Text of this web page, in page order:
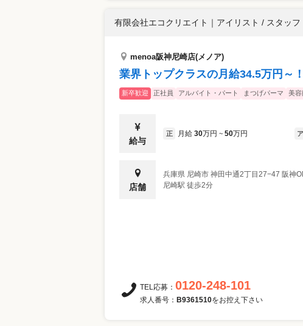
有限会社エコクリエイト ｜ アイリスト / スタッフ
menoa阪神尼崎店(メノア)
業界トップクラスの月給34.5万円～
新卒歓迎 正社員 アルバイト・パート まつげパーマ 美容
給与
正 月給 30万円 ~ 50万円 ア
店舗
兵庫県 尼崎市 神田中通2丁目27−47 阪神
尼崎駅 徒歩2分
TEL応募： 0120-248-101
求人番号： B9361510をお控え下さい